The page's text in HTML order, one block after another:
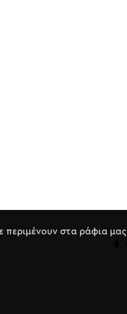
στα ράφια μας